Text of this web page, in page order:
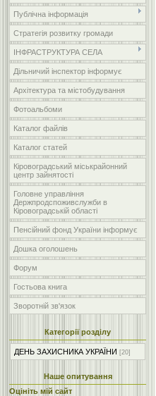
Публічна інформація
Стратегія розвитку громади
ІНФРАСТРУКТУРА СЕЛА
Дільничий інспектор інформує
Архітектура та містобудування
Фотоальбоми
Каталог файлів
Каталог статей
Кіровоградський міськрайонний
центр зайнятості
Головне управління
Держпродспоживслужби в
Кіровоградській області
Пенсійний фонд України інформує
Дошка оголошень
Форум
Гостьова книга
Зворотній зв'язок
Категорії розділу
ДЕНЬ ЗАХИСНИКА УКРАЇНИ [20]
Наше опитування
Оцініть мій сайт